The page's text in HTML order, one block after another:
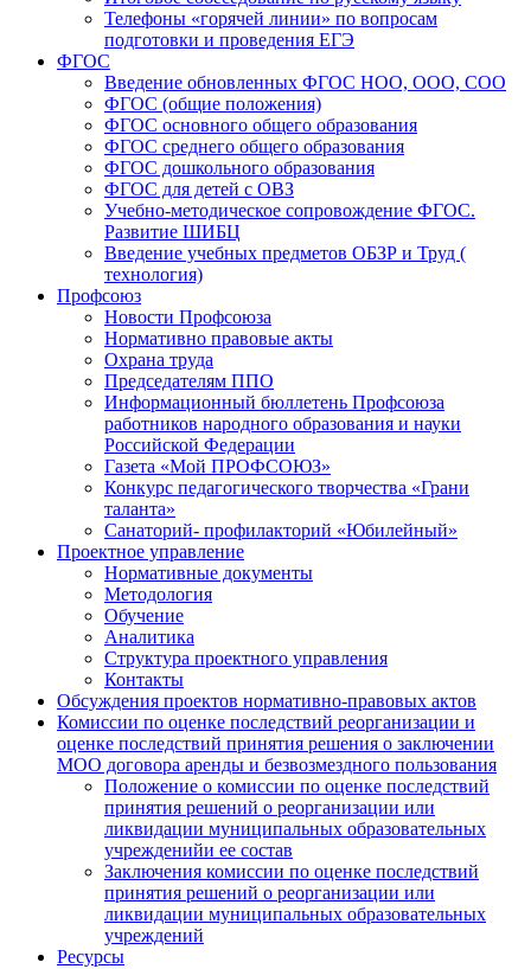
Телефоны «горячей линии» по вопросам
подготовки и проведения ЕГЭ
ФГОС
Введение обновленных ФГОС НОО, ООО, СОО
ФГОС (общие положения)
ФГОС основного общего образования
ФГОС среднего общего образования
ФГОС дошкольного образования
ФГОС для детей с ОВЗ
Учебно-методическое сопровождение ФГОС.
Развитие ШИБЦ
Введение учебных предметов ОБЗР и Труд (
технология)
Профсоюз
Новости Профсоюза
Нормативно правовые акты
Охрана труда
Председателям ППО
Информационный бюллетень Профсоюза
работников народного образования и науки
Российской Федерации
Газета «Мой ПРОФСОЮЗ»
Конкурс педагогического творчества «Грани
таланта»
Санаторий- профилакторий «Юбилейный»
Проектное управление
Нормативные документы
Методология
Обучение
Аналитика
Структура проектного управления
Контакты
Обсуждения проектов нормативно-правовых актов
Комиссии по оценке последствий реорганизации и
оценке последствий принятия решения о заключении
МОО договора аренды и безвозмездного пользования
Положение о комиссии по оценке последствий
принятия решений о реорганизации или
ликвидации муниципальных образовательных
учрежденийи ее состав
Заключения комиссии по оценке последствий
принятия решений о реорганизации или
ликвидации муниципальных образовательных
учреждений
Ресурсы